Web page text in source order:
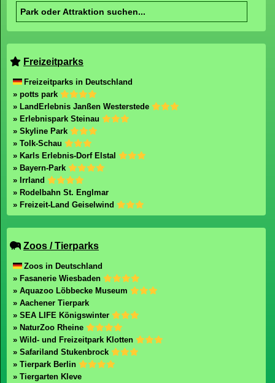
Freizeitparks
Freizeitparks in Deutschland
» potts park
» LandErlebnis Janßen Westerstede
» Erlebnispark Steinau
» Skyline Park
» Tolk-Schau
» Karls Erlebnis-Dorf Elstal
» Bayern-Park
» Irrland
» Rodelbahn St. Englmar
» Freizeit-Land Geiselwind
Zoos / Tierparks
Zoos in Deutschland
» Fasanerie Wiesbaden
» Aquazoo Löbbecke Museum
» Aachener Tierpark
» SEA LIFE Königswinter
» NaturZoo Rheine
» Wild- und Freizeitpark Klotten
» Safariland Stukenbrock
» Tierpark Berlin
» Tiergarten Kleve